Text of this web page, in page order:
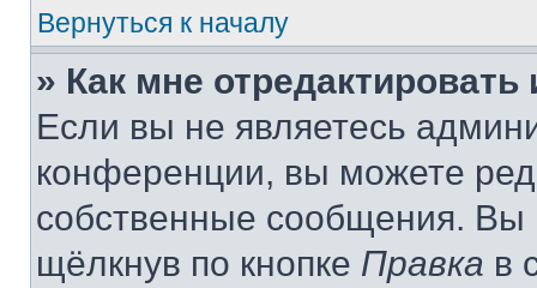
Вернуться к началу
» Как мне
Если вы не являетесь
конференции, вы можете
собственные сообщения. Вы
щёлкнув по кнопке Правка в